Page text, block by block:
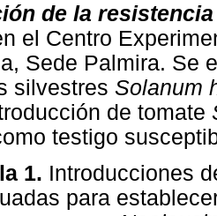
de la
el Centro
Sede Palmira. Se
sil­vestres Solanum
de tomate
testigo
1. Introducciones
para